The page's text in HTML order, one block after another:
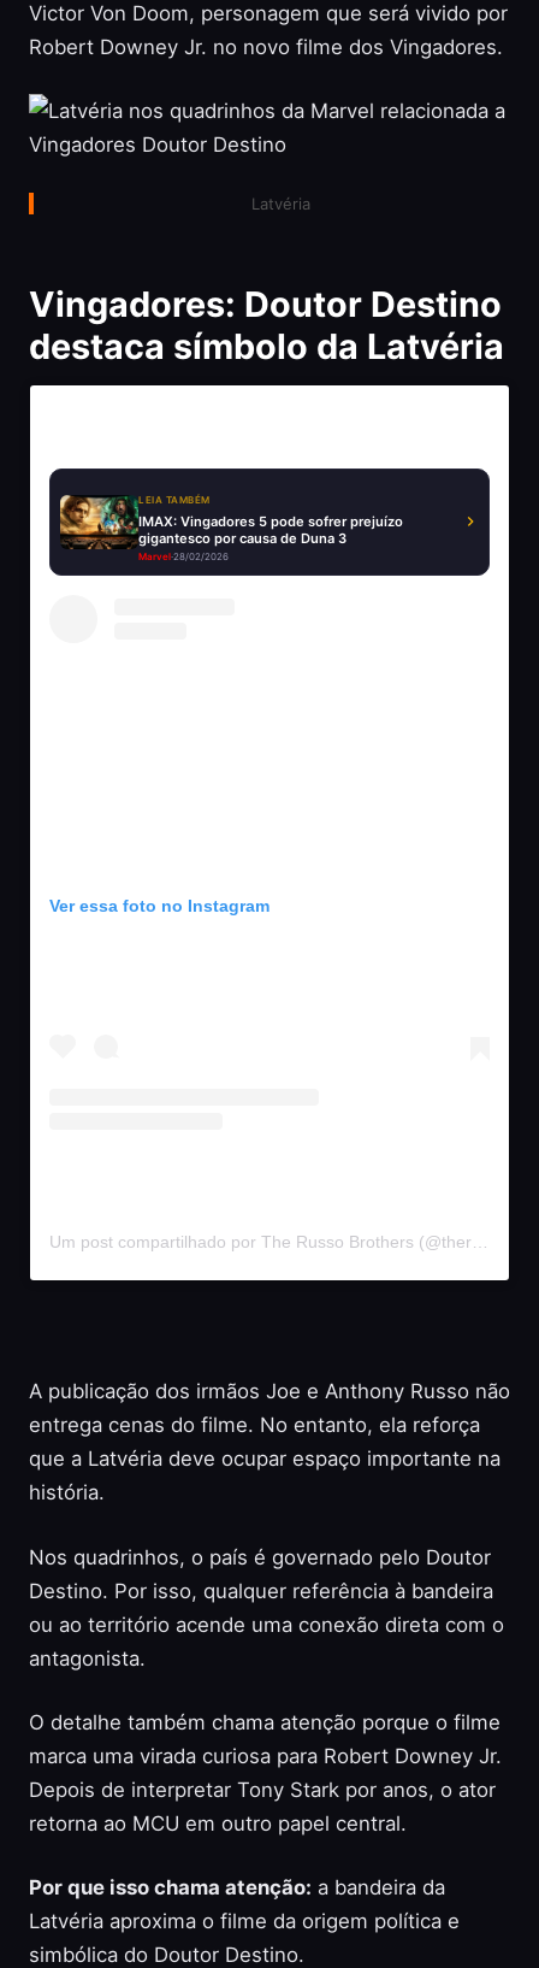
Victor Von Doom, personagem que será vivido por
Robert Downey Jr. no novo filme dos Vingadores.
Latvéria
Vingadores: Doutor Destino
destaca símbolo da Latvéria
LEIA TAMBÉM
IMAX: Vingadores 5 pode sofrer prejuízo
gigantesco por causa de Duna 3
Marvel·28/02/2026
Ver essa foto no Instagram
A publicação dos irmãos Joe e Anthony Russo não
entrega cenas do filme. No entanto, ela reforça
que a Latvéria deve ocupar espaço importante na
história.
Nos quadrinhos, o país é governado pelo Doutor
Destino. Por isso, qualquer referência à bandeira
ou ao território acende uma conexão direta com o
antagonista.
O detalhe também chama atenção porque o filme
marca uma virada curiosa para Robert Downey Jr.
Depois de interpretar Tony Stark por anos, o ator
retorna ao MCU em outro papel central.
Por que isso chama atenção: a bandeira da
Latvéria aproxima o filme da origem política e
simbólica do Doutor Destino.